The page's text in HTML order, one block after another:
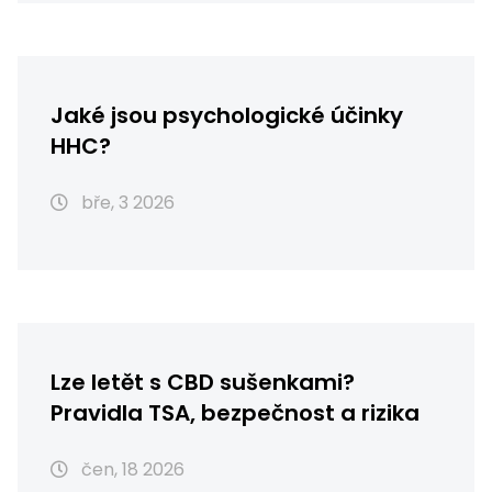
Jaké jsou psychologické účinky
HHC?
bře, 3 2026
Lze letět s CBD sušenkami?
Pravidla TSA, bezpečnost a rizika
čen, 18 2026